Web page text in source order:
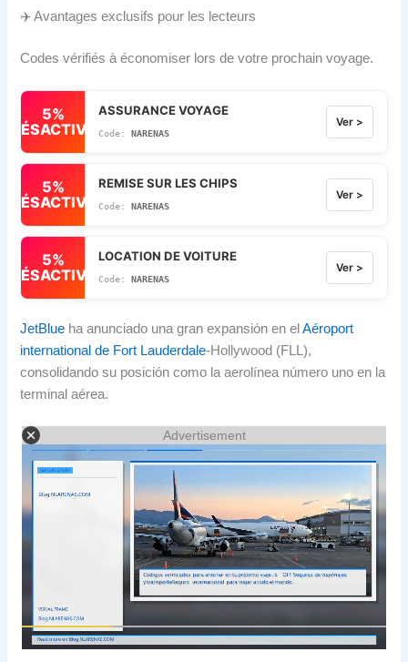
✈️ Avantages exclusifs pour les lecteurs
Codes vérifiés à économiser lors de votre prochain voyage.
5%
DÉSACTIVÉ
ASSURANCE VOYAGE
NARENAS
Ver >
5%
DÉSACTIVÉ
REMISE SUR LES CHIPS
NARENAS
Ver >
5%
DÉSACTIVÉ
LOCATION DE VOITURE
NARENAS
Ver >
JetBlue ha anunciado una gran expansión en el Aéroport
international de Fort Lauderdale-Hollywood (FLL),
consolidando su posición como la aerolínea número uno en la
terminal aérea.
Advertisement